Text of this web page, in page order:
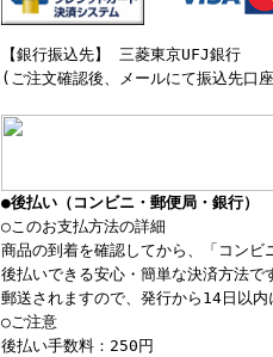
【銀行振込先】 三菱東京UFJ銀行
(ご注文確認後、メールにて振込先口
●後払い（コンビニ・郵便局・銀行）
○このお支払方法の詳細
商品の到着を確認してから、「コン
後払いできる安心・簡単な決済方法で
郵送されますので、発行から14日以内
○ご注意
後払い手数料：250円